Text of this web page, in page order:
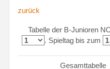
zurück
Tabelle der B-Junioren
. Spieltag bis zum